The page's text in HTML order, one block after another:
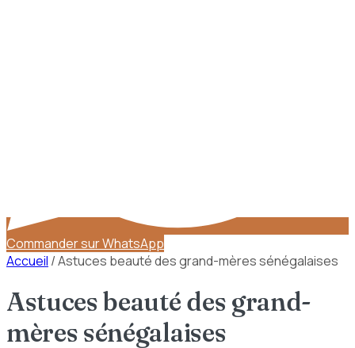
Commander sur WhatsApp
Accueil /Astuces beauté des grand-mères sénégalaises
Astuces beauté des grand-
mères sénégalaises